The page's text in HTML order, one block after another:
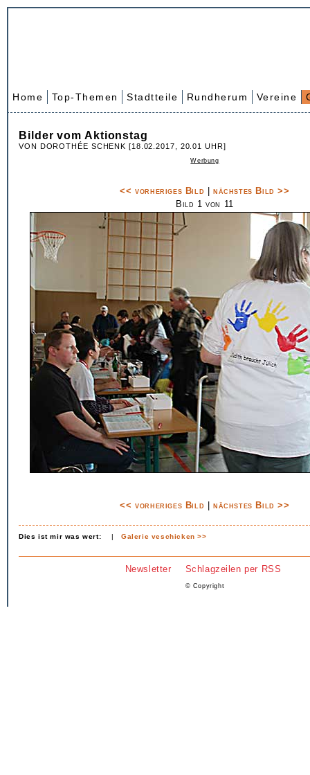
Home Top-Themen Stadtteile Rundherum Vereine
Bilder vom Aktionstag
VON DOROTHÉE SCHENK [18.02.2017, 20.01 UHR]
Werbung
<< vorheriges Bild
nächstes Bild >>
Bild 1 von 11
<< vorheriges Bild nächstes Bild >>
Dies ist mir was wert: |Galerie veschicken >>
Newsletter Schlagzeilen per RSS
© Copyright